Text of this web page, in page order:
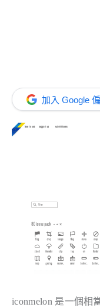
加入 Google
iconmelon 是一個相